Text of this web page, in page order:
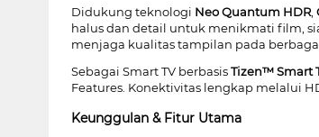
Didukung teknologi Neo Quantum HDR,
halus dan detail untuk menikmati film,
menjaga kualitas tampilan pada
Sebagai Smart TV berbasisTizen™ Smart
Features. Konektivitas lengkap melalui
Keunggulan & Fitur Utama